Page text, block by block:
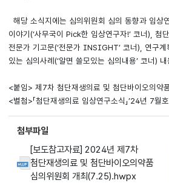
해당 소식지에는 심의위원회 심의 동향과 임상
이야기(‘사무국이 Pick한 임상연구자!’ 코너), 첨
전문가 기고문(‘전문가 INSIGHT’ 코너), 연구
있는 심의사례(‘알면 쓸모있는 심의내용’ 코너)
<붙임> 제7차 첨단재생의료 및 첨단바이오의약
<별첨>「첨단재생의료 임상연구소식」’24년 7월
첨부파일
[보도참고자료] 2024년 제7차
첨단재생의료 및 첨단바이오의약품
심의위원회 개최(7.25).hwpx